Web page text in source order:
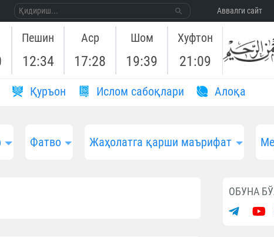
Aввалги сайт
Пешин
12:34
Аср
17:28
Шом
19:39
Хуфтон
21:09
Қуръон Ислом сабоқлари Aлоқа
Фатво Жаҳолатга қарши маърифат
ОБУНА